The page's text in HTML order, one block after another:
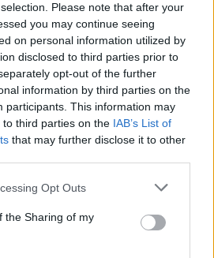
Please note that after your
you may continue seeing
on personal information utilized by
disclosed to third parties prior to
opt-out of the further
information by third parties on the
participants. This information may
third parties on the IAB’s List of
that may further disclose it to other
app uses one or more Google
usage behaviour. You may click to
Google and its third-party tags to
specified purposes in below Google
Opt Outs
the Sharing of my
sürgeti
az orosz
leválásra
az olyan országok, mint
és Szlovákia, amelyek még
és földgázt, váljanak le az
2025. 10. 27.